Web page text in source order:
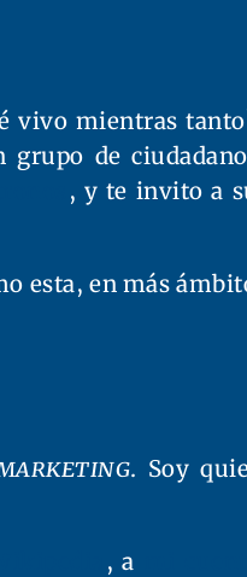
vivo mientras
de
, y te invito a
esta, en más
. Soy
, a